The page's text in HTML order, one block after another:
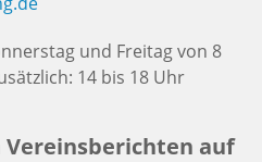
und Freitag von 8
14 bis 18 Uhr
auf